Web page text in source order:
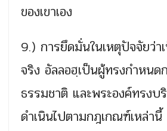
ของเขาเอง
9.) การยึดมั่นในเหตุปัจจัยว่
จริง อัลลอฮฺเป็นผู้ทรงกำหนด
ธรรมชาติ และพระองค์ทรงบ
ดำเนินไปตามกฎเกณฑ์เหล่า